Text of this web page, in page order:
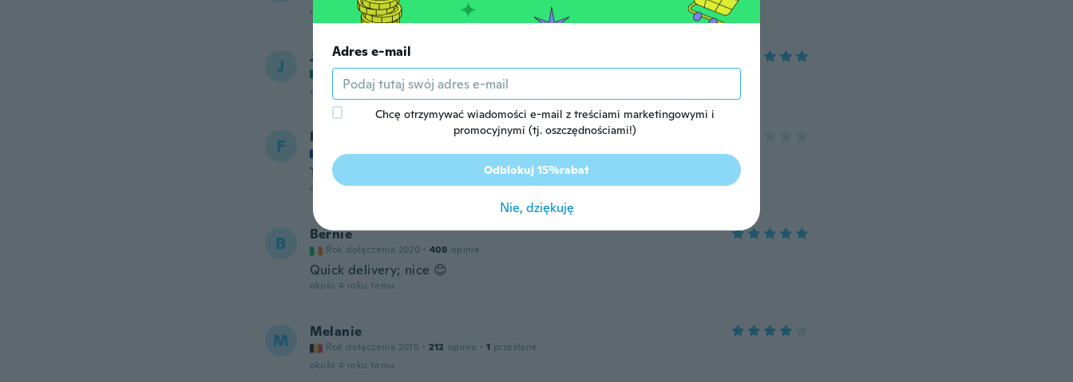
około 4 roku temu
J José A
Rok dołączenia 2021 · 82 opinie · 16 przesłane
około 4 roku temu
F Frederic Franck Alain
Rok dołączenia 2017 · 422 opinie · 105 przesłane
Taille bien trop petite !!
około 4 roku temu
B Bernie
Rok dołączenia 2020 · 408 opinie
Quick delivery; nice 😊
około 4 roku temu
M Melanie
Rok dołączenia 2019 · 212 opinie · 1 przesłane
około 4 roku temu
Adres e-mail
Chcę otrzymywać wiadomości e-mail z treściami marketingowymi i
promocyjnymi (tj. oszczędnościami!)
Odblokuj 15%rabat
Nie, dziękuję